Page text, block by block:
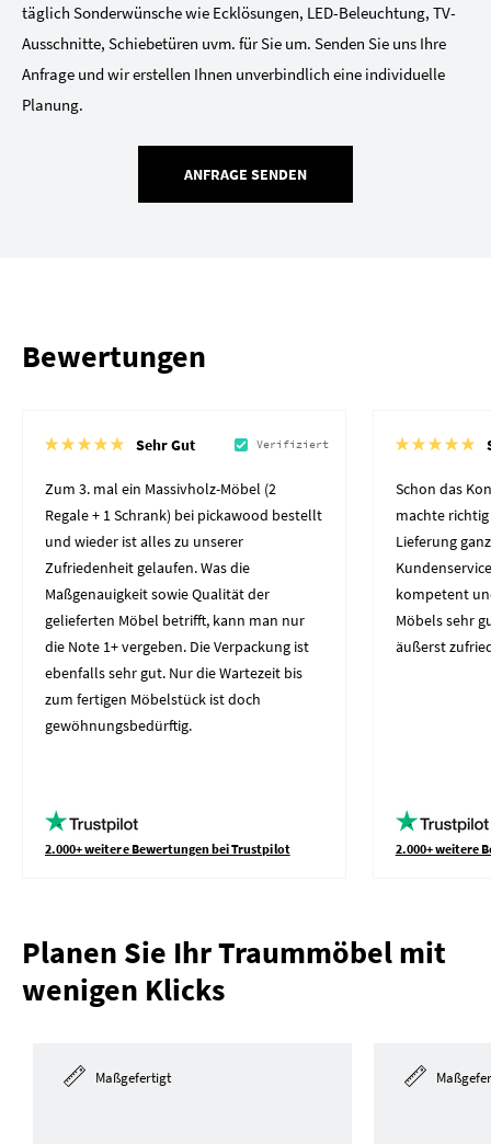
täglich Sonderwünsche wie Ecklösungen, LED-Beleuchtung, TV-
Ausschnitte, Schiebetüren uvm. für Sie um. Senden Sie uns Ihre
Anfrage und wir erstellen Ihnen unverbindlich eine individuelle
Planung.
ANFRAGE SENDEN
Bewertungen
Sehr Gut Verifiziert
Zum 3. mal ein Massivholz-Möbel (2
Regale + 1 Schrank) bei pickawood bestellt
und wieder ist alles zu unserer
Zufriedenheit gelaufen. Was die
Maßgenauigkeit sowie Qualität der
gelieferten Möbel betrifft, kann man nur
die Note 1+ vergeben. Die Verpackung ist
ebenfalls sehr gut. Nur die Wartezeit bis
zum fertigen Möbelstück ist doch
gewöhnungsbedürftig.
2.000+ weitere Bewertungen bei Trustpilot
Schon das
machte
Lieferung
kompetent
Möbels sehr
äußerst
2.000+ weitere
Planen Sie Ihr Traummöbel mit
wenigen Klicks
Maßgefertigt